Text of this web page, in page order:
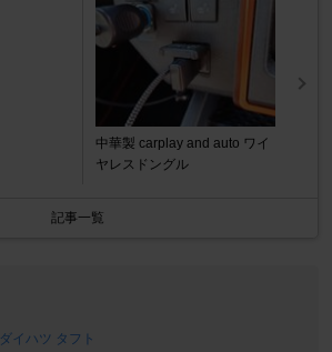
中華製 carplay and auto ワイ
ヤレスドングル
記事一覧
ダイハツ タフト